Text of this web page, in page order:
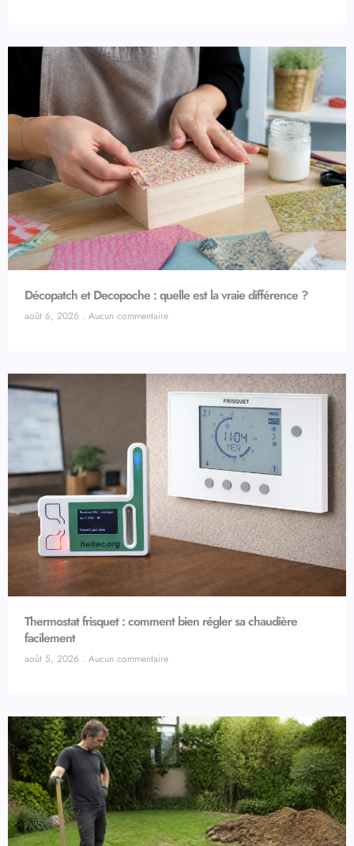
Décopatch et Decopoche : quelle est la vraie différence ?
août 6, 2026 Aucun commentaire
Thermostat frisquet : comment bien régler sa chaudière
facilement
août 5, 2026 Aucun commentaire